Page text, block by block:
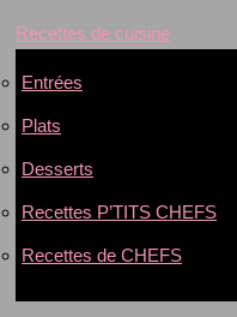
Recettes de cuisine
Entrées
Plats
Desserts
Recettes P’TITS CHEFS
Recettes de CHEFS